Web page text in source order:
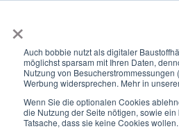
×
Auch bobbie nutzt als digitaler
möglichst sparsam mit Ihren Daten,
Nutzung von Besucherstrommessungen
Werbung widersprechen. Mehr in
Wenn Sie die optionalen Cookies
die Nutzung der Seite nötigen, sowie
Tatsache, dass sie keine Cookies wollen.
ULMA, Typ 300K